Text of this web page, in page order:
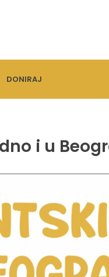
DONIRAJ
i u